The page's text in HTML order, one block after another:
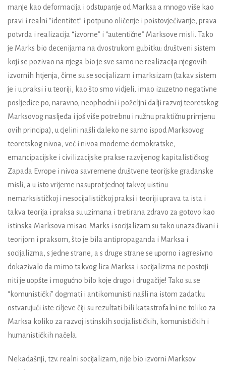
manje kao deformacija i odstupanje od Marksa a mnogo više kao
pravi i realni “identitet” i potpuno oličenje i poistovjećivanje, prava
potvrda i realizacija “izvorne” i “autentične” Marksove misli. Tako
je Marks bio decenijama na dvostrukom gubitku: društveni sistem
koji se pozivao na njega bio je sve samo ne realizacija njegovih
izvornih htjenja, čime su se socijalizam i marksizam (takav sistem
je i u praksi i u teoriji, kao što smo vidjeli, imao izuzetno negativne
posljedice po, naravno, neophodni i poželjni dalji razvoj teoretskog
Marksovog nasljeđa i još više potrebnu i nužnu praktičnu primjenu
ovih principa), u cjelini našli daleko ne samo ispod Marksovog
teoretskog nivoa, već i nivoa moderne demokratske,
emancipacijske i civilizacijske prakse razvijenog kapitalističkog
Zapada Evrope i nivoa savremene društvene teorijske građanske
misli, a u isto vrijeme nasuprot jednoj takvoj uistinu
nemarksističkoj i nesocijalističkoj praksi i teoriji uprava ta ista i
takva teorija i praksa su uzimana i tretirana zdravo za gotovo kao
istinska Marksova misao. Marks i socijalizam su tako unazađivani i
teorijom i praksom, što je bila antipropaganda i Marksa i
socijalizma, s jedne strane, a s druge strane se uporno i agresivno
dokazivalo da mimo takvog lica Marksa i socijalizma ne postoji
niti je uopšte i mogućno bilo koje drugo i drugačije! Tako su se
“komunistički” dogmati i antikomunisti našli na istom zadatku
ostvarujući iste ciljeve čiji su rezultati bili katastrofalni ne toliko za
Marksa koliko za razvoj istinskih socijalističkih, komunističkih i
humanističkih načela.
Nekadašnji, tzv. realni socijalizam, nije bio izvorni Marksov